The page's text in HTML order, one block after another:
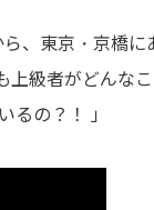
、東京・京橋に
級者がどんな
るの？！ 」